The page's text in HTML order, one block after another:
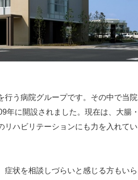
行う病院グループです。その中で当院
年に開設されました。現在は、大腸・
リハビリテーションにも力を入れてい
状を相談しづらいと感じる方もいら